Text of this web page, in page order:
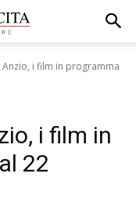
Anzio, i film in programma
i film in
22